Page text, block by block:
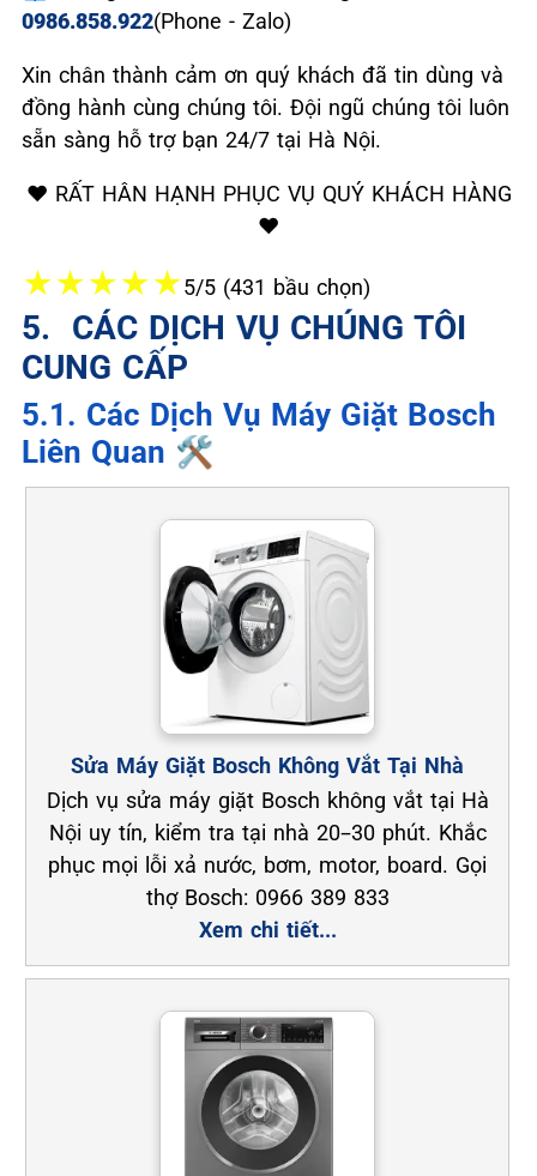
0986.858.922(Phone - Zalo)
Xin chân thành cảm ơn quý khách đã tin dùng và
đồng hành cùng chúng tôi. Đội ngũ chúng tôi luôn
sẵn sàng hỗ trợ bạn 24/7 tại Hà Nội.
❤️ RẤT HÂN HẠNH PHỤC VỤ QUÝ KHÁCH HÀNG
❤️
★★★★★5/5 (431 bầu chọn)
5. ️ CÁC DỊCH VỤ CHÚNG TÔI
CUNG CẤP
5.1. Các Dịch Vụ Máy Giặt Bosch
Liên Quan 🛠️
Sửa Máy Giặt Bosch Không Vắt Tại Nhà
Dịch vụ sửa máy giặt Bosch không vắt tại Hà
Nội uy tín, kiểm tra tại nhà 20–30 phút. Khắc
phục mọi lỗi xả nước, bơm, motor, board. Gọi
thợ Bosch: 0966 389 833
Xem chi tiết...